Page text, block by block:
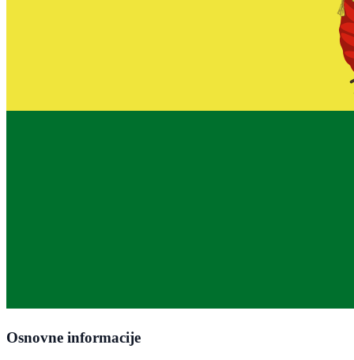
Osnovne informacije